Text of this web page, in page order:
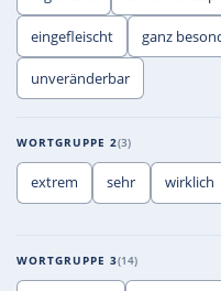
eingefleischt ganz
unveränderbar
WORTGRUPPE 2 3
extrem sehr wirklich
WORTGRUPPE 3 14